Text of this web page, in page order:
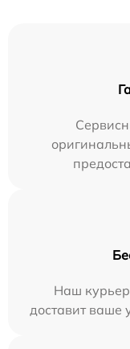
Наш курьер
доставит ваше